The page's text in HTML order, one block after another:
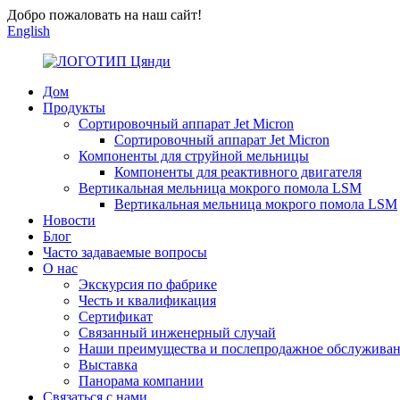
Добро пожаловать на наш сайт!
English
Дом
Продукты
Сортировочный аппарат Jet Micron
Сортировочный аппарат Jet Micron
Компоненты для струйной мельницы
Компоненты для реактивного двигателя
Вертикальная мельница мокрого помола LSM
Вертикальная мельница мокрого помола LSM
Новости
Блог
Часто задаваемые вопросы
О нас
Экскурсия по фабрике
Честь и квалификация
Сертификат
Связанный инженерный случай
Наши преимущества и послепродажное
Выставка
Панорама компании
Связаться с нами